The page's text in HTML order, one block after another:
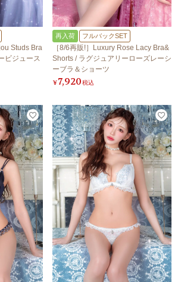
Studs Bra
ビジュース
再入荷 フルバックSET
［8/6再販!］Luxury Rose Lacy Bra&
Shorts / ラグジュアリーローズレーシ
ーブラ＆ショーツ
¥7,920税込